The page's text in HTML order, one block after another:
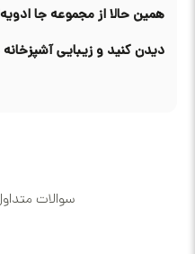
همین حالا از مجموعه جا
دیدن کنید و زیبایی
سوالات